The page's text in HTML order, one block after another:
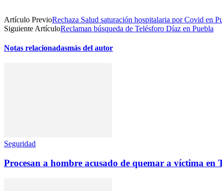
Artículo PrevioRechaza Salud saturación hospitalaria por Covid en
Siguiente ArtículoReclaman búsqueda de Telésforo Díaz en Puebla
Notas relacionadasmás del autor
Seguridad
Procesan a hombre acusado de quemar a víctima en